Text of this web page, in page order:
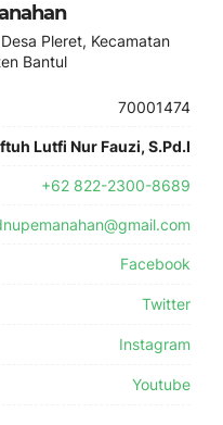
Pleret, Kecamatan
Bantul
70001474
Lutfi Nur Fauzi, S.Pd.I
+62 822-2300-8689
Facebook
Twitter
Instagram
Youtube